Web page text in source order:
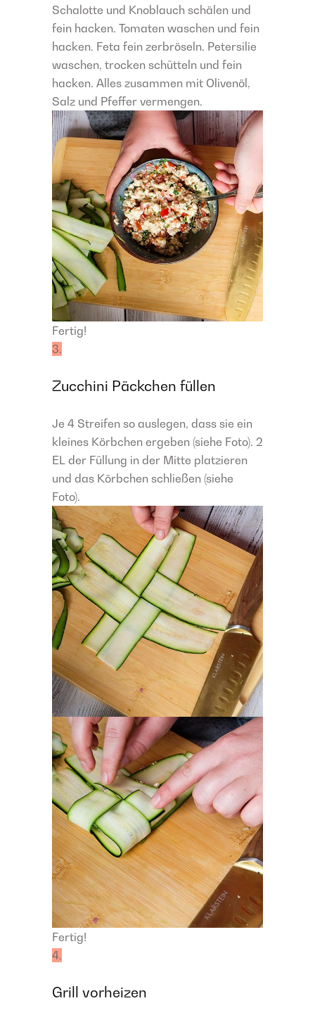
Schalotte und Knoblauch schälen und
fein hacken. Tomaten waschen und fein
hacken. Feta fein zerbröseln. Petersilie
waschen, trocken schütteln und fein
hacken. Alles zusammen mit Olivenöl,
Salz und Pfeffer vermengen.
Fertig!
3.
Zucchini Päckchen füllen
Je 4 Streifen so auslegen, dass sie ein
kleines Körbchen ergeben (siehe Foto). 2
EL der Füllung in der Mitte platzieren
und das Körbchen schließen (siehe
Foto).
Fertig!
4.
Grill vorheizen